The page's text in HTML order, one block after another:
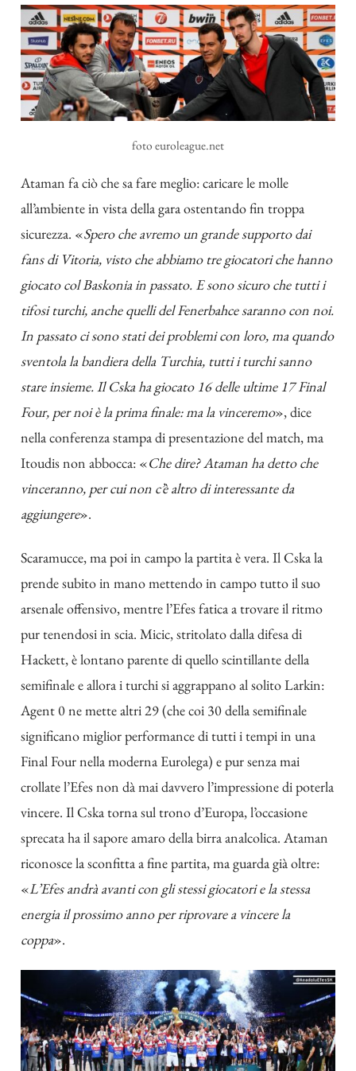
foto euroleague.net
Ataman fa ciò che sa fare meglio: caricare le molle
all’ambiente in vista della gara ostentando fin troppa
sicurezza. «Spero che avremo un grande supporto dai
fans di Vitoria, visto che abbiamo tre giocatori che hanno
giocato col Baskonia in passato. E sono sicuro che tutti i
tifosi turchi, anche quelli del Fenerbahce saranno con noi.
In passato ci sono stati dei problemi con loro, ma quando
sventola la bandiera della Turchia, tutti i turchi sanno
stare insieme. Il Cska ha giocato 16 delle ultime 17 Final
Four, per noi è la prima finale: ma la vinceremo», dice
nella conferenza stampa di presentazione del match, ma
Itoudis non abbocca: «Che dire? Ataman ha detto che
vinceranno, per cui non c’è altro di interessante da
aggiungere».
Scaramucce, ma poi in campo la partita è vera. Il Cska la
prende subito in mano mettendo in campo tutto il suo
arsenale offensivo, mentre l’Efes fatica a trovare il ritmo
pur tenendosi in scia. Micic, stritolato dalla difesa di
Hackett, è lontano parente di quello scintillante della
semifinale e allora i turchi si aggrappano al solito Larkin:
Agent 0 ne mette altri 29 (che coi 30 della semifinale
significano miglior performance di tutti i tempi in una
Final Four nella moderna Eurolega) e pur senza mai
crollate l’Efes non dà mai davvero l’impressione di poterla
vincere. Il Cska torna sul trono d’Europa, l’occasione
sprecata ha il sapore amaro della birra analcolica. Ataman
riconosce la sconfitta a fine partita, ma guarda già oltre:
«L’Efes andrà avanti con gli stessi giocatori e la stessa
energia il prossimo anno per riprovare a vincere la
coppa».